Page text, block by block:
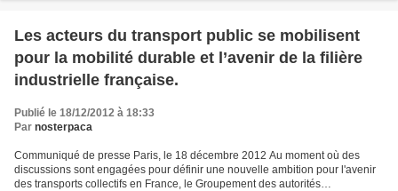
Les acteurs du transport public se mobilisent
pour la mobilité durable et l’avenir de la filière
industrielle française.
Publié le 18/12/2012 à 18:33
Par nosterpaca
Communiqué de presse Paris, le 18 décembre 2012 Au moment où des
discussions sont engagées pour définir une nouvelle ambition pour l'avenir
des transports collectifs en France, le Groupement des autorités